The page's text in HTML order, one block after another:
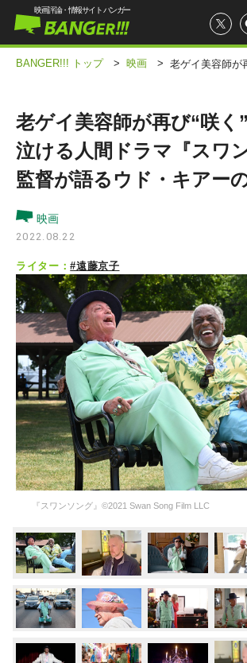
映画評論・情報サイト バンガー
BANGER!!! トップ > 映画 > 老ゲイ美容師が
老ゲイ美容師が再び“咲く
泣ける人間ドラマ『スワ
監督が語るウド・キアーの
映画
2022.08.22
ライター：#遠藤京子
『スワンソング』©2021 Swan Song Film LLC